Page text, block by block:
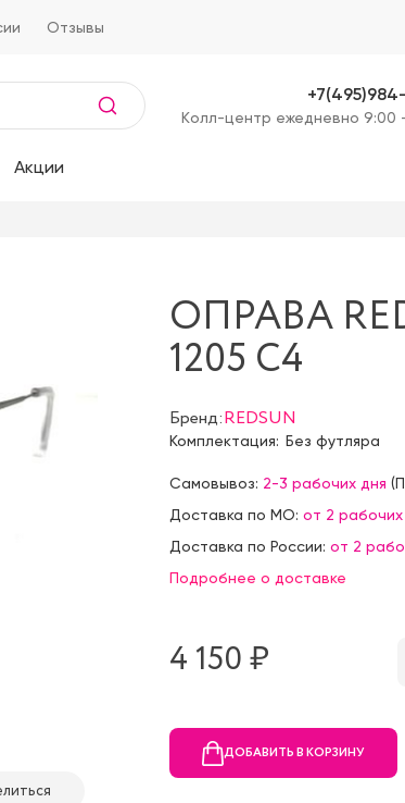
Отзывы
Kолл-центр ежедневно 9:00
Акции
ОПРАВА
1205 C4
Бренд:REDSUN
Комплектация: Без футляра
Самовывоз: 2-3 рабочих дня (
Доставка по МО: от 2
Доставка по России: от 2
Подробнее о доставке
4 150 ₷
ДОБАВИТЬ В КОРЗИНУ